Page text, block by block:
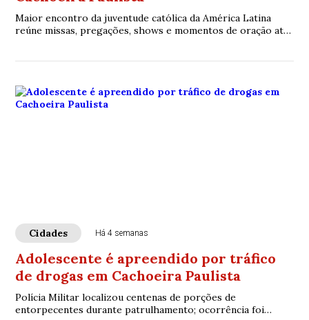
Maior encontro da juventude católica da América Latina
reúne missas, pregações, shows e momentos de oração até
Cidades Há 4 semanas
Adolescente é apreendido por tráfico
de drogas em Cachoeira Paulista
Polícia Militar localizou centenas de porções de
entorpecentes durante patrulhamento; ocorrência foi